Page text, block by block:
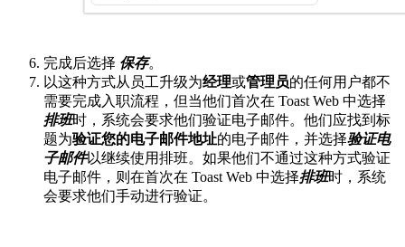
完成后选择 保存。
以这种方式从员工升级为经理或管理员的任何用户都不
需要完成入职流程，但当他们首次在 Toast Web 中选择
排班时，系统会要求他们验证电子邮件。他们应找到标
题为验证您的电子邮件地址的电子邮件，并选择验证电
子邮件以继续使用排班。如果他们不通过这种方式验证
电子邮件，则在首次在 Toast Web 中选择排班时，系统
会要求他们手动进行验证。